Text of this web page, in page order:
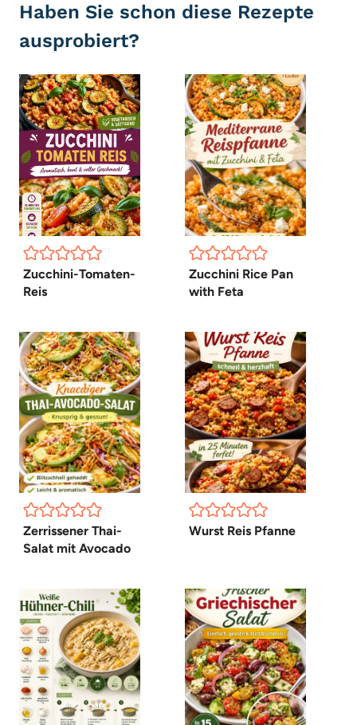
Haben Sie schon diese Rezepte
ausprobiert?
Zucchini-Tomaten-
Reis
Zucchini Rice Pan
with Feta
Zerrissener Thai-
Salat mit Avocado
Wurst Reis Pfanne